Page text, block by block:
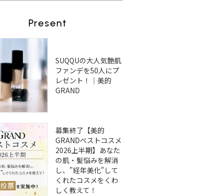
Present
SUQQUの大人気艶肌
ファンデを50人にプ
レゼント！｜美的
GRAND
募集終了【美的
GRANDベストコスメ
2026上半期】あなた
の肌・髪悩みを解消
し、”経年美化”して
くれたコスメをくわ
しく教えて！